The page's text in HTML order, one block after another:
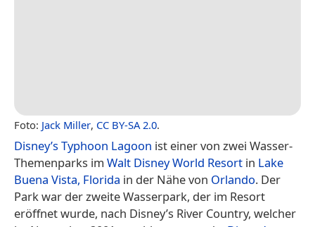
Foto: Jack Miller, CC BY-SA 2.0.
Disney’s Typhoon Lagoon ist einer von zwei Wasser-
Themenparks im Walt Disney World Resort in Lake
Buena Vista, Florida in der Nähe von Orlando. Der
Park war der zweite Wasserpark, der im Resort
eröffnet wurde, nach Disney’s River Country, welcher